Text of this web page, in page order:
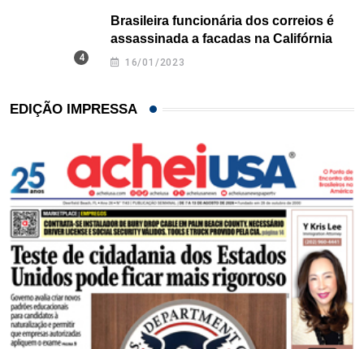
Brasileira funcionária dos correios é
assassinada a facadas na Califórnia
16/01/2023
EDIÇÃO IMPRESSA